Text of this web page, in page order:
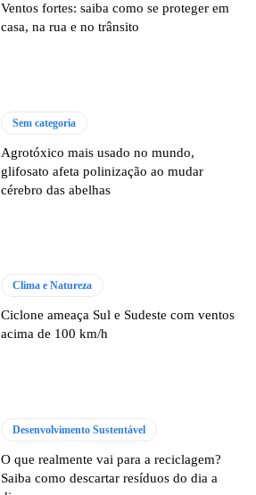
Ventos fortes: saiba como se proteger em
casa, na rua e no trânsito
Sem categoria
Agrotóxico mais usado no mundo,
glifosato afeta polinização ao mudar
cérebro das abelhas
Clima e Natureza
Ciclone ameaça Sul e Sudeste com ventos
acima de 100 km/h
Desenvolvimento Sustentável
O que realmente vai para a reciclagem?
Saiba como descartar resíduos do dia a